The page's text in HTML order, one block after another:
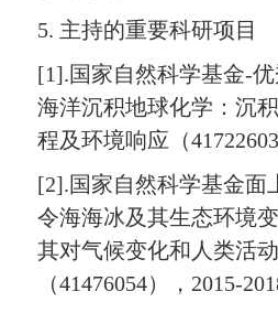
5. 主持的重要科研项目
[1].国家自然科学基金-优
海洋沉积地球化学：沉
程及环境响应（41722603
[2].国家自然科学基金面
令海海冰及其生态环境
其对气候变化和人类活
（41476054），2015-